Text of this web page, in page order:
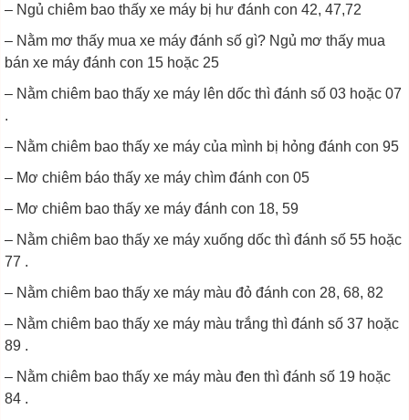
– Ngủ chiêm bao thấy xe máy bị hư đánh con 42, 47,72
– Nằm mơ thấy mua xe máy đánh số gì? Ngủ mơ thấy mua
bán xe máy đánh con 15 hoặc 25
– Nằm chiêm bao thấy xe máy lên dốc thì đánh số 03 hoặc 07
.
– Nằm chiêm bao thấy xe máy của mình bị hỏng đánh con 95
– Mơ chiêm báo thấy xe máy chìm đánh con 05
– Mơ chiêm bao thấy xe máy đánh con 18, 59
– Nằm chiêm bao thấy xe máy xuống dốc thì đánh số 55 hoặc
77 .
– Nằm chiêm bao thấy xe máy màu đỏ đánh con 28, 68, 82
– Nằm chiêm bao thấy xe máy màu trắng thì đánh số 37 hoặc
89 .
– Nằm chiêm bao thấy xe máy màu đen thì đánh số 19 hoặc
84 .